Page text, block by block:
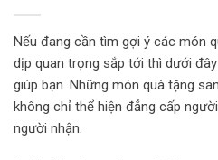
Nếu đang cần tìm gợi ý các món
dịp quan trọng sắp tới thì dưới
giúp bạn. Những món quà tặng
không chỉ thể hiện đẳng cấp
người nhận.